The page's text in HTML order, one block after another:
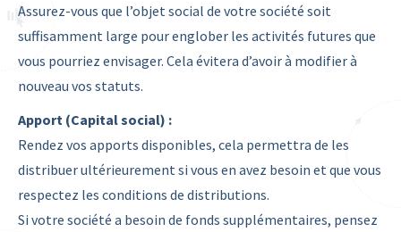
Assurez-vous que l’objet social de votre société soit
suffisamment large pour englober les activités futures que
vous pourriez envisager. Cela évitera d’avoir à modifier à
nouveau vos statuts.
Apport (Capital social) :
Rendez vos apports disponibles, cela permettra de les
distribuer ultérieurement si vous en avez besoin et que vous
respectez les conditions de distributions.
Si votre société a besoin de fonds supplémentaires, pensez